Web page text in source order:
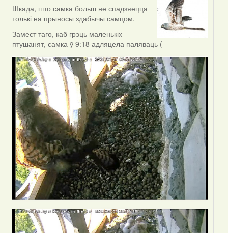
Шкада, што самка больш не спадзяецца
толькі на прыносы здабычы самцом.
Замест таго, каб грэць маленькіх
птушанят, самка ў 9:18 адляцела паляваць (